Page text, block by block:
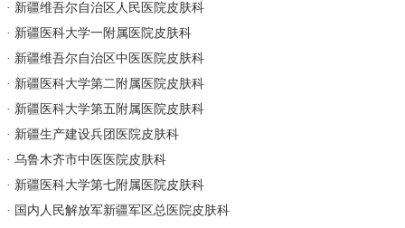
· 新疆维吾尔自治区人民医院皮肤科
· 新疆医科大学一附属医院皮肤科
· 新疆维吾尔自治区中医医院皮肤科
· 新疆医科大学第二附属医院皮肤科
· 新疆医科大学第五附属医院皮肤科
· 新疆生产建设兵团医院皮肤科
· 乌鲁木齐市中医医院皮肤科
· 新疆医科大学第七附属医院皮肤科
· 国内人民解放军新疆军区总医院皮肤科